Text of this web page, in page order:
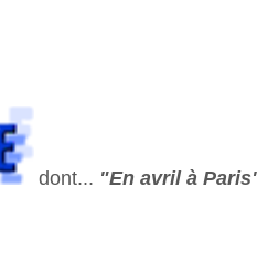
dont... "En avril à